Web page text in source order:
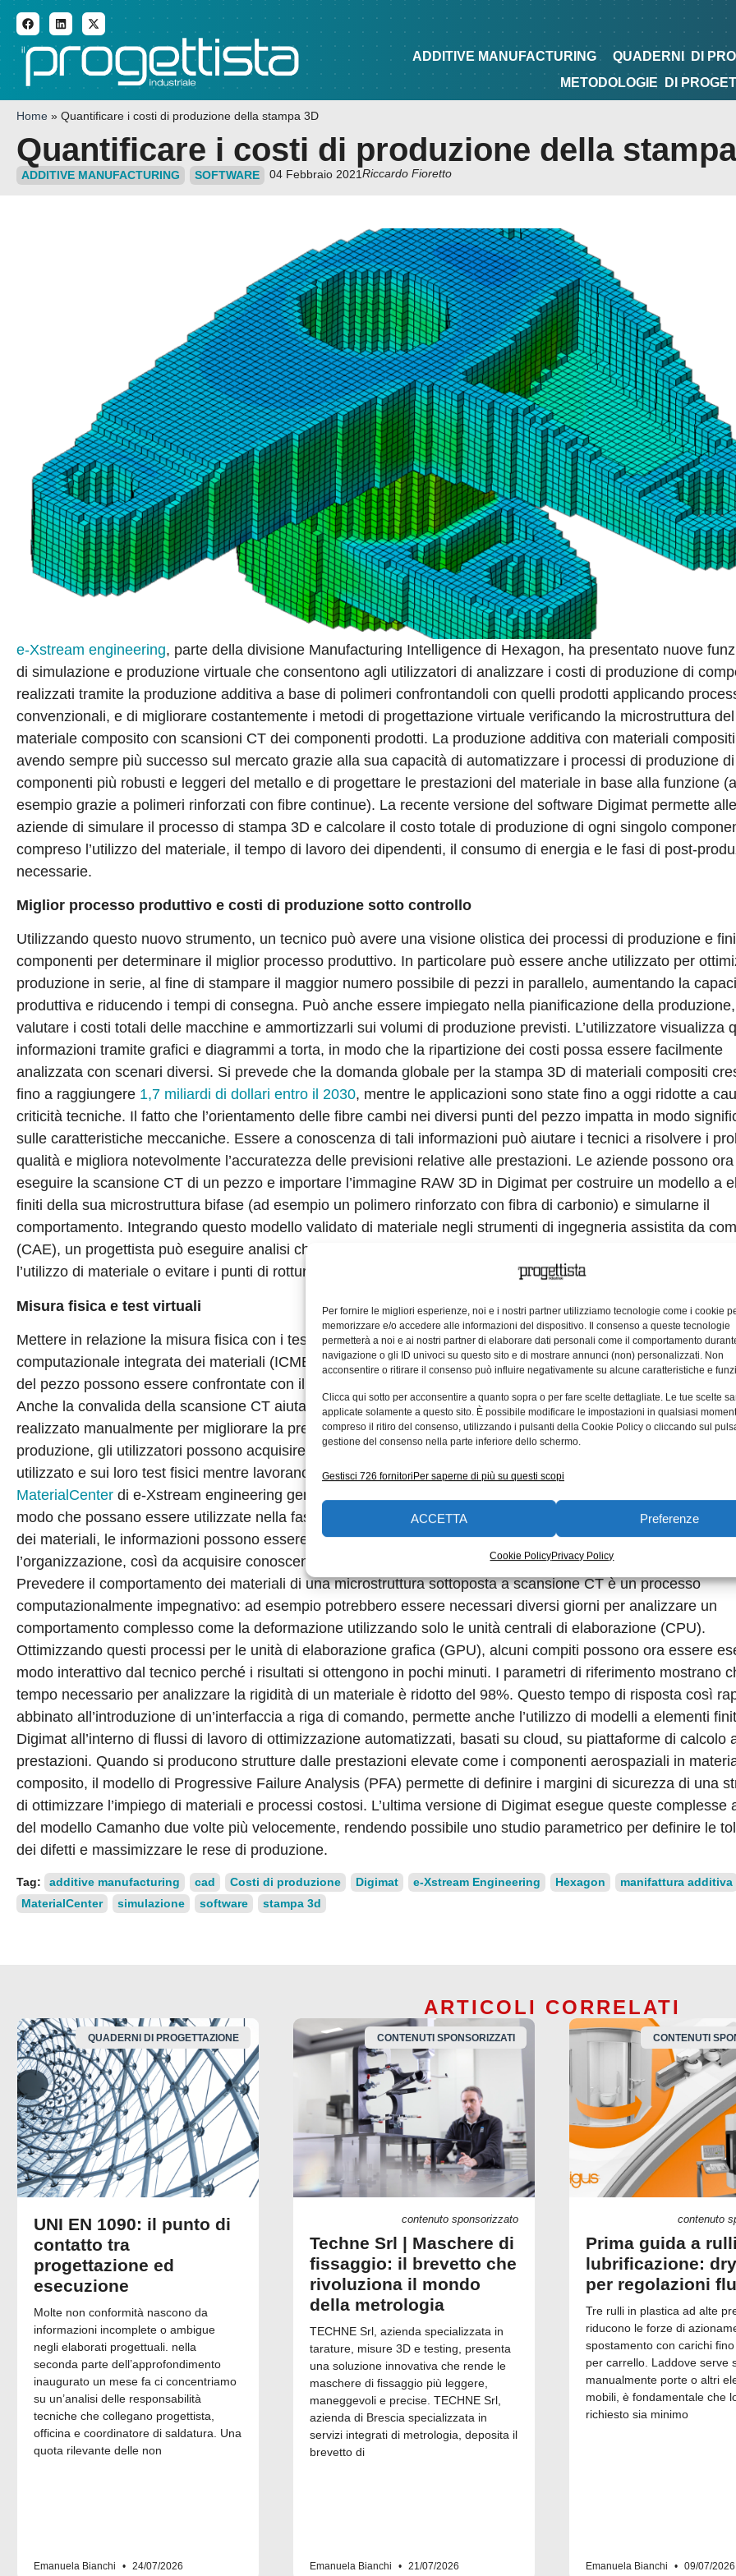
Per fornire le migliori esperienze, noi e i nostri partner utilizziamo tecnologie come i cookie
memorizzare e/o accedere alle informazioni del dispositivo. Il consenso a queste tecnologie
permetterà a noi e ai nostri partner di elaborare dati personali come il comportamento
navigazione o gli ID univoci su questo sito e di mostrare annunci (non) personalizzati. Non
acconsentire o ritirare il consenso può influire negativamente su alcune caratteristiche e
Clicca qui sotto per acconsentire a quanto sopra o per fare scelte dettagliate. Le tue scelte
applicate solamente a questo sito. È possibile modificare le impostazioni in qualsiasi
compreso il ritiro del consenso, utilizzando i pulsanti della Cookie Policy o cliccando sul
gestione del consenso nella parte inferiore dello schermo.
Gestisci 726 fornitoriPer saperne di più su questi scopi
ACCETTA Preferenze
Cookie PolicyPrivacy Policy
ADDITIVE MANUFACTURING QUADERNI DI PROGETTAZIONE TIPS&TRICKS
ADDITIVE MANUFACTURING QUADERNI DI
METODOLOGIE
DI
Home » Quantificare i costi di produzione della stampa 3D
Quantificare i costi di produzione della
ADDITIVE MANUFACTURING SOFTWARE 04 Febbraio 2021Riccardo Fioretto
e-Xstream engineering, parte della divisione Manufacturing Intelligence di Hexagon, ha presentato nuove
di simulazione e produzione virtuale che consentono agli utilizzatori di analizzare i costi di produzione di
realizzati tramite la produzione additiva a base di polimeri confrontandoli con quelli prodotti applicando
convenzionali, e di migliorare costantemente i metodi di progettazione virtuale verificando la microstruttura del
materiale composito con scansioni CT dei componenti prodotti. La produzione additiva con materiali
avendo sempre più successo sul mercato grazie alla sua capacità di automatizzare i processi di produzione di
componenti più robusti e leggeri del metallo e di progettare le prestazioni del materiale in base alla funzione
esempio grazie a polimeri rinforzati con fibre continue). La recente versione del software Digimat permette alle
aziende di simulare il processo di stampa 3D e calcolare il costo totale di produzione di ogni singolo
compreso l’utilizzo del materiale, il tempo di lavoro dei dipendenti, il consumo di energia e le fasi di post-
necessarie.
Miglior processo produttivo e costi di produzione sotto controllo
Utilizzando questo nuovo strumento, un tecnico può avere una visione olistica dei processi di produzione e
componenti per determinare il miglior processo produttivo. In particolare può essere anche utilizzato per
produzione in serie, al fine di stampare il maggior numero possibile di pezzi in parallelo, aumentando la
produttiva e riducendo i tempi di consegna. Può anche essere impiegato nella pianificazione della
valutare i costi totali delle macchine e ammortizzarli sui volumi di produzione previsti. L’utilizzatore visualizza
informazioni tramite grafici e diagrammi a torta, in modo che la ripartizione dei costi possa essere facilmente
analizzata con scenari diversi. Si prevede che la domanda globale per la stampa 3D di materiali compositi
fino a raggiungere 1,7 miliardi di dollari entro il 2030, mentre le applicazioni sono state fino a oggi ridotte a
criticità tecniche. Il fatto che l’orientamento delle fibre cambi nei diversi punti del pezzo impatta in modo
sulle caratteristiche meccaniche. Essere a conoscenza di tali informazioni può aiutare i tecnici a risolvere i
qualità e migliora notevolmente l’accuratezza delle previsioni relative alle prestazioni. Le aziende possono ora
eseguire la scansione CT di un pezzo e importare l’immagine RAW 3D in Digimat per costruire un modello a
finiti della sua microstruttura bifase (ad esempio un polimero rinforzato con fibra di carbonio) e simularne il
comportamento. Integrando questo modello validato di materiale negli strumenti di ingegneria assistita da
(CAE), un progettista può eseguire analisi che tengano conto delle variazioni all’interno del pezzo prodotto,
l’utilizzo di materiale o evitare i punti di rottura.
Misura fisica e test virtuali
Mettere in relazione la misura fisica con i test virtuali migliora anche l’accuratezza dei processi di ingegneria
computazionale integrata dei materiali (ICME) quando viene introdotto un nuovo tipo di materiale. Le
del pezzo possono essere confrontate con il processo simulato per confermare e certificare il modello del
Anche la convalida della scansione CT aiuta i tecnici dei materiali a perfezionare i modelli di microstruttura che
realizzato manualmente per migliorare la precisione delle simulazioni future. Quando si perfezionano nuovi
produzione, gli utilizzatori possono acquisire informazioni sul pezzo, sul materiale, sulla stampante 3D o sul
utilizzato e sui loro test fisici mentre lavorano utilizzando la gestione del ciclo di vita dei materiali. Il software
MaterialCenter di e-Xstream engineering genera un database tracciabile e verificato delle proprietà dei
modo che possano essere utilizzate nella fase di progettazione di un prodotto. Utilizzando la gestione del ciclo
dei materiali, le informazioni possono essere facilmente riportate all’interno di team multidisciplinari e
l’organizzazione, così da acquisire conoscenze preziose che possono essere riutilizzate dagli operatori
Prevedere il comportamento dei materiali di una microstruttura sottoposta a scansione CT è un processo
computazionalmente impegnativo: ad esempio potrebbero essere necessari diversi giorni per analizzare un
comportamento complesso come la deformazione utilizzando solo le unità centrali di elaborazione (CPU).
Ottimizzando questi processi per le unità di elaborazione grafica (GPU), alcuni compiti possono ora essere
modo interattivo dal tecnico perché i risultati si ottengono in pochi minuti. I parametri di riferimento mostrano
tempo necessario per analizzare la rigidità di un materiale è ridotto del 98%. Questo tempo di risposta così
abbinato all’introduzione di un’interfaccia a riga di comando, permette anche l’utilizzo di modelli a elementi
Digimat all’interno di flussi di lavoro di ottimizzazione automatizzati, basati su cloud, su piattaforme di calcolo
prestazioni. Quando si producono strutture dalle prestazioni elevate come i componenti aerospaziali in
composito, il modello di Progressive Failure Analysis (PFA) permette di definire i margini di sicurezza di una
di ottimizzare l’impiego di materiali e processi costosi. L’ultima versione di Digimat esegue queste complesse
del modello Camanho due volte più velocemente, rendendo possibile uno studio parametrico per definire le
dei difetti e massimizzare le rese di produzione.
Tag: additive manufacturing cad Costi di produzione Digimat e-Xstream Engineering Hexagon
manifattura additiva
MaterialCenter
simulazione software stampa 3d
ARTICOLI CORRELATI
QUADERNI DI PROGETTAZIONE
UNI EN 1090: il punto di
contatto tra
progettazione ed
esecuzione
Molte non conformità nascono da
informazioni incomplete o ambigue
negli elaborati progettuali. nella
seconda parte dell’approfondimento
inaugurato un mese fa ci concentriamo
su un’analisi delle responsabilità
tecniche che collegano progettista,
officina e coordinatore di saldatura. Una
quota rilevante delle non
Emanuela Bianchi 24/07/2026
CONTENUTI SPONSORIZZATI
contenuto sponsorizzato
Techne Srl | Maschere di
fissaggio: il brevetto che
rivoluziona il mondo
della metrologia
TECHNE Srl, azienda specializzata in
tarature, misure 3D e testing, presenta
una soluzione innovativa che rende le
maschere di fissaggio più leggere,
maneggevoli e precise. TECHNE Srl,
azienda di Brescia specializzata in
servizi integrati di metrologia, deposita il
brevetto di
Emanuela Bianchi 21/07/2026
CONTENUTI
contenuto
Prima guida a
lubrificazione:
per regolazioni
Tre rulli in plastica ad alte
riducono le forze di
spostamento con carichi
per carrello. Laddove serve
manualmente porte o altri
mobili, è fondamentale che
richiesto sia minimo
Emanuela Bianchi 09/07/2026